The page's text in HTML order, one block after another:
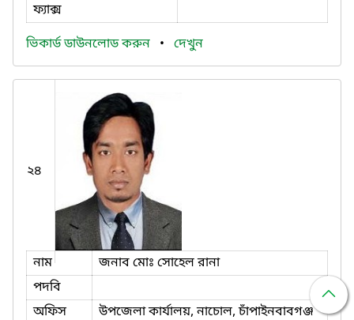
ফ্যাক্স
ভিকার্ড ডাউনলোড করুন • দেখুন
২৪
নাম
জনাব মোঃ সোহেল রানা
পদবি
অফিস
উপজেলা কার্যালয়, নাচোল, চাঁপাইনবাবগঞ্জ